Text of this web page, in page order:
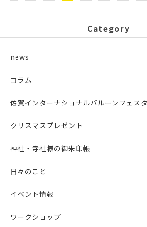
Category
news
コラム
佐賀インターナショナルバルーンフェスタ
クリスマスプレゼント
神社・寺社様の御朱印帳
日々のこと
イベント情報
ワークショップ